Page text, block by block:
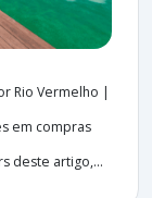
Rio Vermelho |
em compras
deste artigo,...